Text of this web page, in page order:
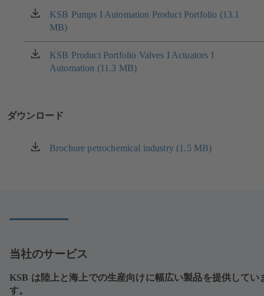
KSB Pumps I Automation Product Portfolio (13.1
MB)
（新
し
い
タ
ブ
ま
KSB Product Portfolio Valves I Actuators I
Automation (11.3 MB)
（新
し
で
き
ダウンロード
Brochure petrochemical industry (1.5 MB)
（新
ま
当社のサービス
KSB は陸上と海上での生産向けに幅広い製品を提供してい
す。